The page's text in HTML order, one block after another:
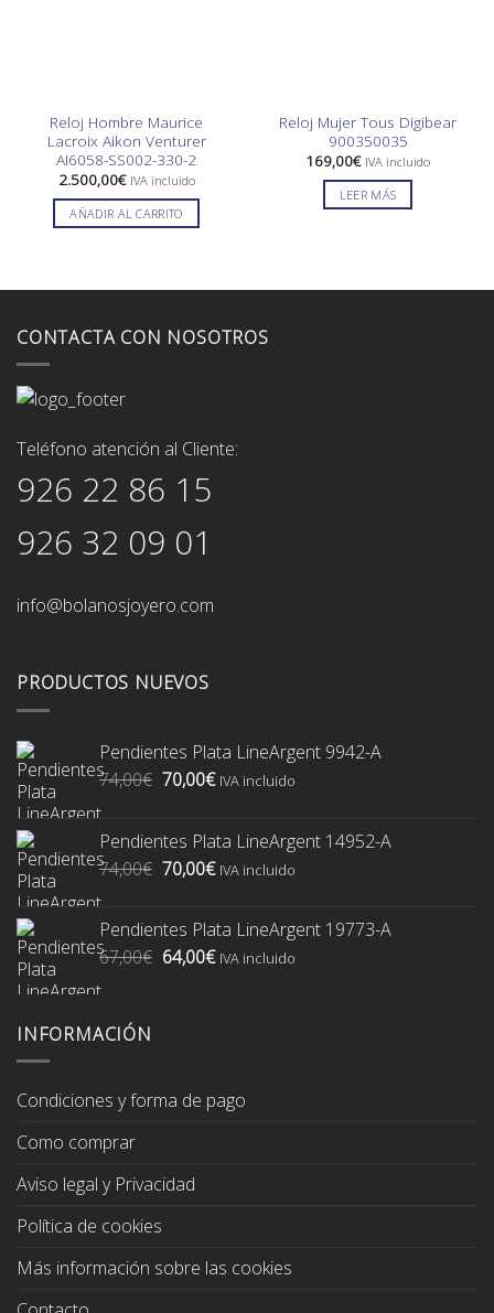
Reloj Hombre Maurice
Lacroix Aikon Venturer
AI6058-SS002-330-2
2.500,00€ IVA incluido
AÑADIR AL CARRITO
Reloj Mujer Tous Digibear
900350035
169,00€ IVA incluido
LEER MÁS
CONTACTA CON NOSOTROS
Teléfono atención al Cliente:
926 22 86 15
926 32 09 01
info@bolanosjoyero.com
PRODUCTOS NUEVOS
Pendientes Plata LineArgent 9942-A
74,00€ El
era:
74,00€.
70,00€El
es:
70,00€.
IVA incluido
Pendientes Plata LineArgent 14952-A
74,00€ El
era:
74,00€.
70,00€El
es:
70,00€.
IVA incluido
Pendientes Plata LineArgent 19773-A
67,00€ El
64,00€ElIVA incluido
INFORMACIÓN
Condiciones y forma de pago
Como comprar
Aviso legal y Privacidad
Política de cookies
Más información sobre las cookies